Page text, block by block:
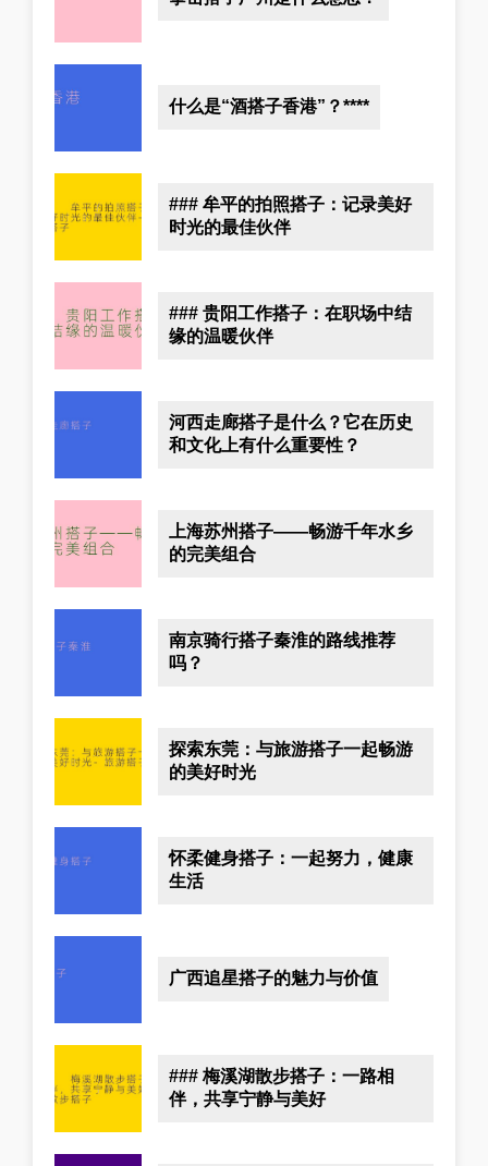
什么是“酒搭子香港”？****
### 牟平的拍照搭子：记录美好
时光的最佳伙伴
### 贵阳工作搭子：在职场中结
缘的温暖伙伴
河西走廊搭子是什么？它在历史
和文化上有什么重要性？
上海苏州搭子——畅游千年水乡
的完美组合
南京骑行搭子秦淮的路线推荐
吗？
探索东莞：与旅游搭子一起畅游
的美好时光
怀柔健身搭子：一起努力，健康
生活
广西追星搭子的魅力与价值
### 梅溪湖散步搭子：一路相
伴，共享宁静与美好